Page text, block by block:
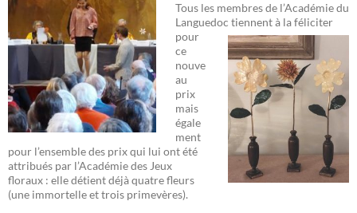
Tous les membres de l’Académie du
Languedoc tiennent à la féliciter
pour
ce
nouve
au
prix
mais
égale
ment
pour l’ensemble des prix qui lui ont été
attribués par l’Académie des Jeux
floraux : elle détient déjà quatre fleurs
(une immortelle et trois primevères).